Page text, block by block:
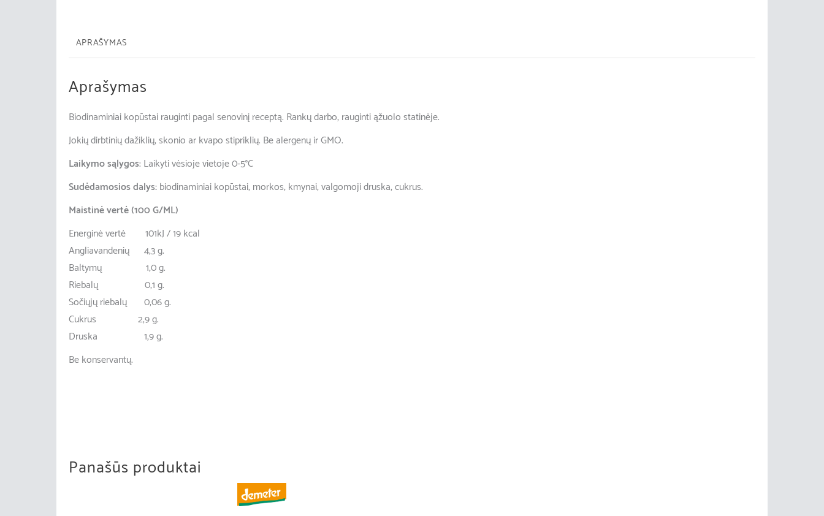
APRAŠYMAS
Aprašymas
Biodinaminiai kopūstai rauginti pagal senovinį receptą. Rankų darbo, rauginti ąžuolo statinėje.
Jokių dirbtinių dažiklių, skonio ar kvapo stipriklių. Be alergenų ir GMO.
Laikymo sąlygos: Laikyti vėsioje vietoje 0-5°C
Sudėdamosios dalys:biodinaminiai kopūstai, morkos, kmynai, valgomoji druska, cukrus.
Maistinė vertė (100 G/ML)
Energinė vertė 101kJ / 19 kcal
Angliavandenių 4,3 g.
Baltymų 1,0 g.
Riebalų 0,1 g.
Sočiųjų riebalų 0,06 g.
Cukrus 2,9 g.
Druska 1,9 g.
Be konservantų.
Panašūs produktai